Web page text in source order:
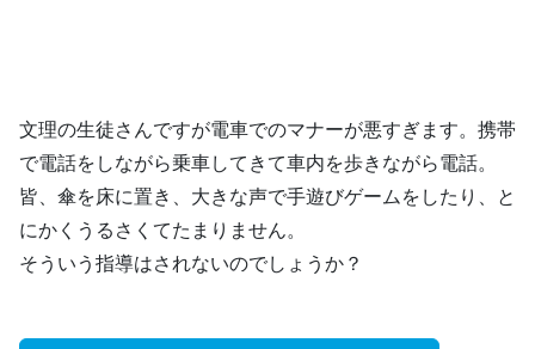
文理の生徒さんですが電車でのマナーが悪すぎます。携帯
で電話をしながら乗車してきて車内を歩きながら電話。
皆、傘を床に置き、大きな声で手遊びゲームをしたり、と
にかくうるさくてたまりません。
そういう指導はされないのでしょうか？